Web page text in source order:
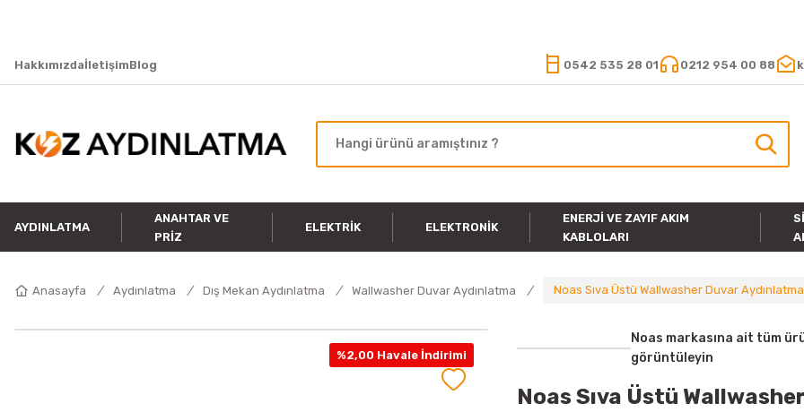
HakkımızdaİletişimBlog 0542 535 28 01 0212 954 00 88
AYDINLATMA
ANAHTAR VE
PRIZ
ELEKTRIK ELEKTRONIK
ENERJI VE ZAYIF AKIM
KABLOLARI
Anasayfa Aydınlatma Dış Mekan Aydınlatma Wallwasher Duvar Aydınlatma Noas Sıva Üstü Wallwasher Duvar
%2,00 Havale İndirimi
Noas markasına ait tüm
görüntüleyin
Noas Sıva Üstü